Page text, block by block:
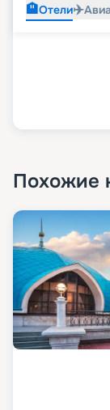
🏨Отели✈️
Похожие